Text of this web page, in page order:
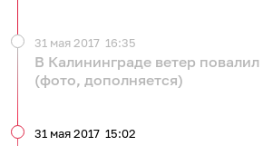
В Калининграде ветер повалил
(фото, дополняется)
31 мая 2017 16:35
31 мая 2017 15:02